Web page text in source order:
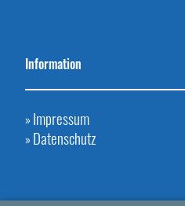
Information
» Impressum
» Datenschutz